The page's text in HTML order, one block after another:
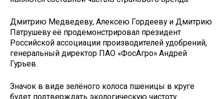
Дмитрию Медведеву, Алексею Гордееву и Дмитрию
Патрушеву её продемонстрировал президент
Российской ассоциации производителей удобрений,
генеральный директор ПАО «ФосАгро» Андрей
Гурьев.
Значок в виде зелёного колоса пшеницы в круге
будет подтверждать экологическую чистоту